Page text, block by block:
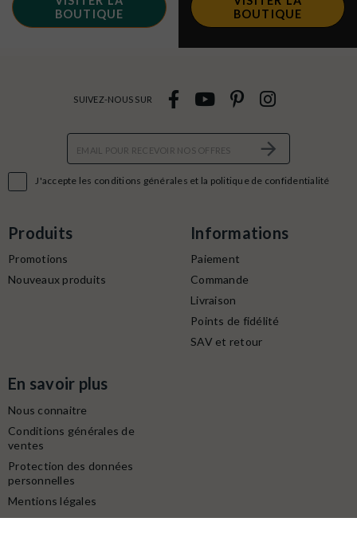
BOUTIQUE
BOUTIQUE
J'accepte les conditions générales et la politique de confidentialité
SUIVEZ-NOUS SUR
Produits
Promotions
Nouveaux produits
Informations
Paiement
Commande
Livraison
Points de fidélité
SAV et retour
En savoir plus
Nous connaitre
Conditions générales de
ventes
Protection des données
personnelles
Mentions légales
Contactez-nous